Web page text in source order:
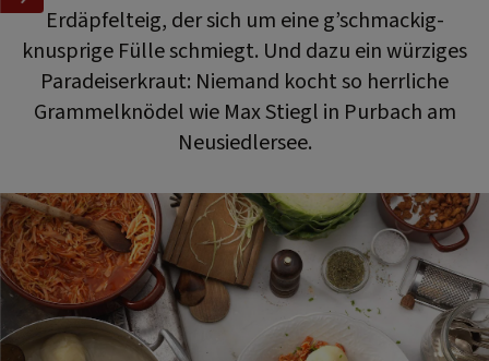
Erdäpfelteig, der sich um eine g’schmackig-
knusprige Fülle schmiegt. Und dazu ein würziges
Paradeiserkraut: Niemand kocht so herrliche
Grammelknödel wie Max Stiegl in Purbach am
Neusiedlersee.